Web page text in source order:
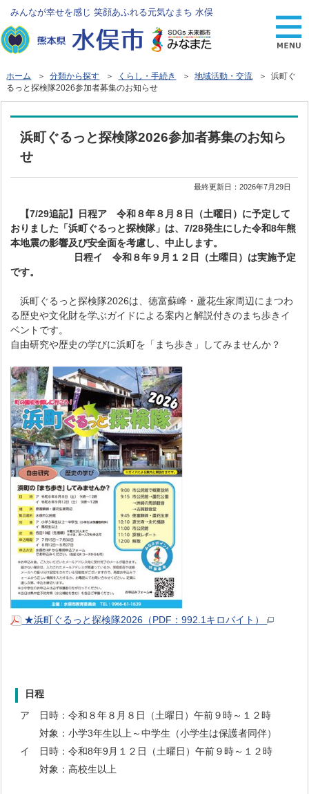
みんなが幸せを感じ 笑顔あふれる元気なまち 水俣
ホーム ＞分類から探す ＞ くらし・手続き ＞地域活動・交流 ＞ 浜町ぐ
るっと探検隊2026参加者募集のお知らせ
浜町ぐるっと探検隊2026参加者募集のお知ら
せ
最終更新日：2026年7月29日
【7/29追記】日程ア 令和８年８月８日（土曜日）に予定して
おりました「浜町ぐるっと探検隊」は、7/28発生にした令和8年熊
本地震の影響及び安全面を考慮し、中止します。
日程イ 令和８年９月１２日（土曜日）は実施予定
です。
浜町ぐるっと探検隊2026は、徳富蘇峰・蘆花生家周辺にまつわ
る歴史や文化財を学ぶガイドによる案内と解説付きのまち歩きイ
ベントです。
自由研究や歴史の学びに浜町を「まち歩き」してみませんか？
★浜町ぐるっと探検隊2026（PDF：992.1キロバイト）
日程
ア 日時：令和８年８月８日（土曜日）午前９時～１２時
対象：小学3年生以上～中学生（小学生は保護者同伴）
イ 日時：令和8年9月１２日（土曜日）午前９時～１２時
対象：高校生以上